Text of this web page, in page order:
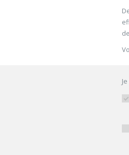
2908 LC Capelle aan den
© HappyEyes 2026. All